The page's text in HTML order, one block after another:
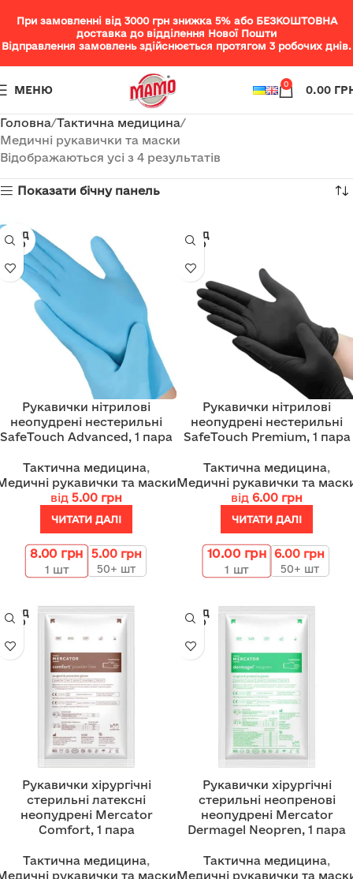
При замовленні від 3000 грн знижка 5% або БЕЗКОШТОВНА
доставка до відділення Нової Пошти
Відправлення замовлень здійснюється протягом 3 робочих днів.
МЕНЮ 0 0.00
Головна Тактична медицина
Медичні рукавички та маски
Відображаються усі з 4 результатів
Показати бічну панель
ПРОД
АНО
Рукавички нітрилові
неопудрені нестерильні
SafeTouch Advanced, 1 пара
Тактична медицина,
рукавички та маски
від 5.00 грн
ЧИТАТИ ДАЛІ
8.00 грн
1 шт
5.00 грн
50+ шт
ПРОД
АНО
Рукавички нітрилові
неопудрені нестерильні
SafeTouch Premium, 1 пара
Тактична медицина,
Медичні рукавички та
від 6.00 грн
ЧИТАТИ ДАЛІ
10.00 грн
1 шт
6.00 грн
50+ шт
ПРОД
АНО
Рукавички хірургічні
стерильні латексні
неопудрені Mercator
Comfort, 1 пара
Тактична медицина,
рукавички та маски
ПРОД
АНО
Рукавички хірургічні
стерильні неопренові
неопудрені Mercator
Dermagel Neopren, 1 пара
Тактична медицина,
Медичні рукавички та